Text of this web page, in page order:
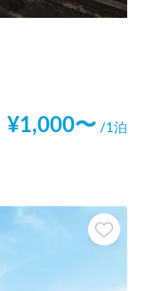
¥1,000〜 /1泊